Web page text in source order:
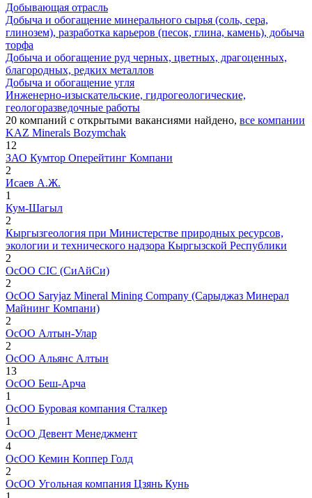
Добывающая отрасль
Добыча и обогащение минерального сырья (соль, сера,
глинозем), разработка карьеров (песок, глина, камень), добыча
торфа
Добыча и обогащение руд черных, цветных, драгоценных,
благородных, редких металлов
Добыча и обогащение угля
Инженерно-изыскательские, гидрогеологические,
геологоразведочные работы
20 компаний с открытыми вакансиями найдено, все компании
KAZ Minerals Bozymchak
12
ЗАО Кумтор Оперейтинг Компани
2
Исаев А.Ж.
1
Кум-Шагыл
2
Кыргызгеология при Министерстве природных ресурсов,
экологии и технического надзора Кыргызской Республики
2
ОсОО CIC (СиАйСи)
2
ОсОО Saryjaz Mineral Mining Company (Сарыджаз Минерал
Майнинг Компани)
2
ОсОО Алтын-Улар
2
ОсОО Альянс Алтын
13
ОсОО Беш-Арча
1
ОсОО Буровая компания Сталкер
1
ОсОО Девент Менеджмент
4
ОсОО Кемин Коппер Голд
2
ОсОО Угольная компания Цзянь Кунь